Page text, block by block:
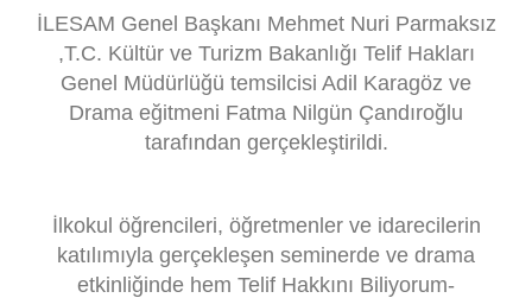
İLESAM Genel Başkanı Mehmet Nuri Parmaksız
,T.C. Kültür ve Turizm Bakanlığı Telif Hakları
Genel Müdürlüğü temsilcisi Adil Karagöz ve
Drama eğitmeni Fatma Nilgün Çandıroğlu
tarafından gerçekleştirildi.
İlkokul öğrencileri, öğretmenler ve idarecilerin
katılımıyla gerçekleşen seminerde ve drama
etkinliğinde hem Telif Hakkını Biliyorum-